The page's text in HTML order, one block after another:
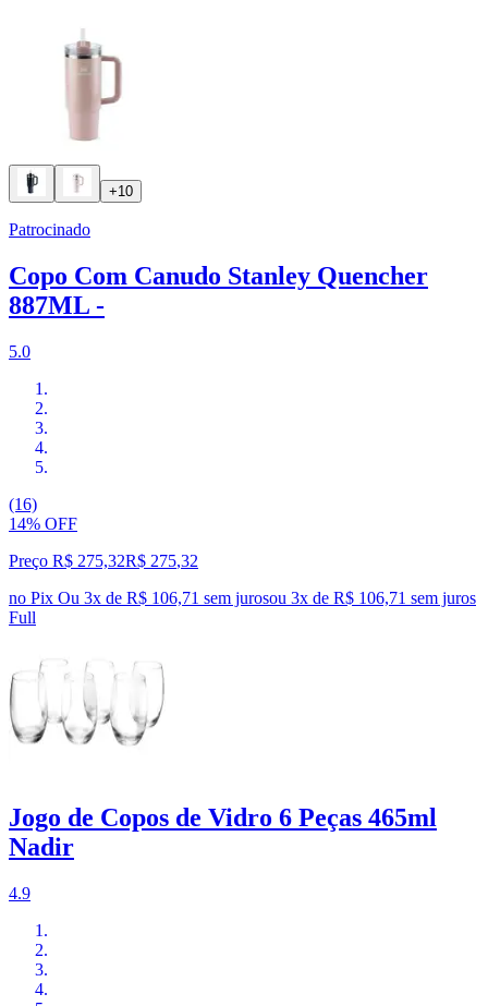
+10
Patrocinado
Copo Com Canudo Stanley Quencher
887ML -
5.0
(16)
14% OFF
Preço R$ 275,32R$ 275,32
no Pix Ou 3x de R$ 106,71 sem jurosou 3x de R$ 106,71 sem juros
Full
Jogo de Copos de Vidro 6 Peças 465ml
Nadir
4.9